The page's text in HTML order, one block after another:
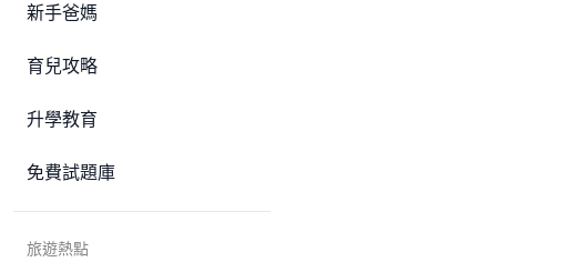
新手爸媽
育兒攻略
升學教育
免費試題庫
旅遊熱點